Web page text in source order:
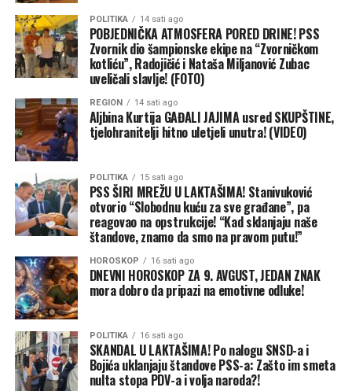
POLITIKA 14 sati ago
POBJEDNIČKA ATMOSFERA PORED DRINE! PSS
Zvornik dio šampionske ekipe na “Zvorničkom
kotliću”, Radojičić i Nataša Miljanović Zubac
uveličali slavlje! (FOTO)
REGION 14 sati ago
Aljbina Kurtija GAĐALI JAJIMA usred SKUPŠTINE,
tjelohranitelji hitno uletjeli unutra! (VIDEO)
POLITIKA 15 sati ago
PSS ŠIRI MREŽU U LAKTAŠIMA! Stanivuković
otvorio “Slobodnu kuću za sve građane”, pa
reagovao na opstrukcije! “Kad sklanjaju naše
štandove, znamo da smo na pravom putu!”
HOROSKOP 16 sati ago
DNEVNI HOROSKOP ZA 9. AVGUST, JEDAN ZNAK
mora dobro da pripazi na emotivne odluke!
POLITIKA 16 sati ago
SKANDAL U LAKTAŠIMA! Po nalogu SNSD-a i
Bojića uklanjaju štandove PSS-a: Zašto im smeta
nulta stopa PDV-a i volja naroda?!